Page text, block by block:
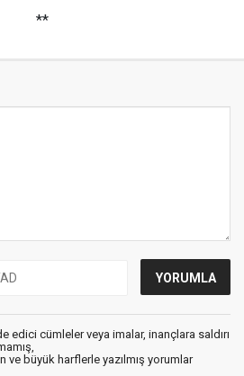
**
edici cümleler veya imalar, inançlara saldırı
ve büyük harflerle yazılmış yorumlar